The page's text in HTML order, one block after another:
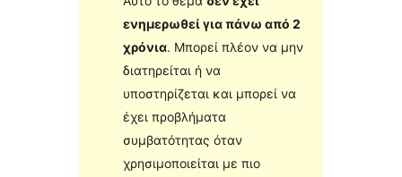
ενημερωθεί για πάνω από 2
χρόνια. Μπορεί πλέον να μην
διατηρείται ή να
υποστηρίζεται και μπορεί να
έχει προβλήματα
συμβατότητας όταν
χρησιμοποιείται με πιο